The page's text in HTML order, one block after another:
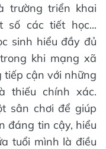
trường triển khai
số các tiết học...
sinh hiểu đầy đủ
khi mạng xã
tiếp cận với những
thiếu chính xác.
sân chơi để giúp
đáng tin cậy, hiểu
tuổi mình là điều